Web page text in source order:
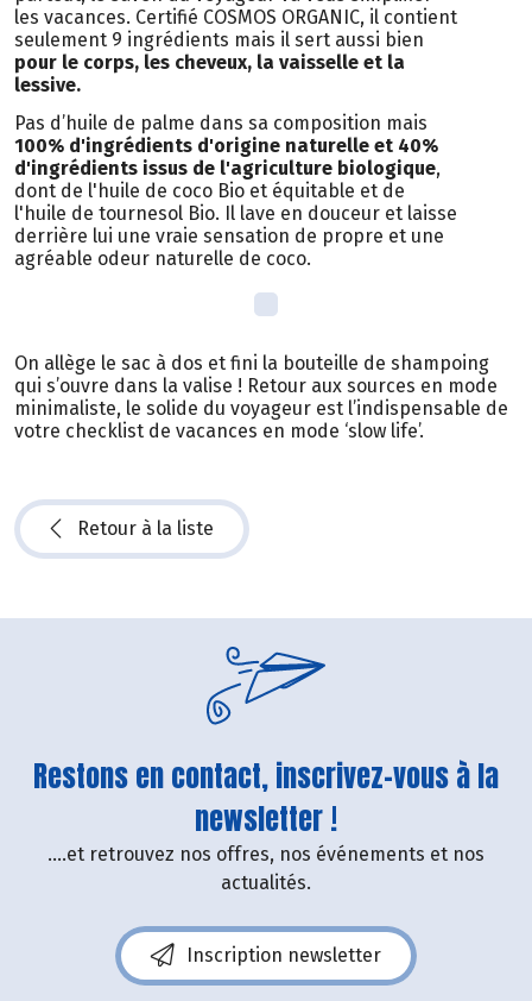
les vacances. Certifié COSMOS ORGANIC, il contient
seulement 9 ingrédients mais il sert aussi bien
pour le corps, les cheveux, la vaisselle et la
lessive.
Pas d’huile de palme dans sa composition mais
100% d'ingrédients d'origine naturelle et 40%
d'ingrédients issus de l'agriculture biologique,
dont de l'huile de coco Bio et équitable et de
l'huile de tournesol Bio. Il lave en douceur et laisse
derrière lui une vraie sensation de propre et une
agréable odeur naturelle de coco.
On allège le sac à dos et fini la bouteille de shampoing
qui s’ouvre dans la valise ! Retour aux sources en mode
minimaliste, le solide du voyageur est l’indispensable de
votre checklist de vacances en mode ‘slow life’.
Retour à la liste
Restons en contact, inscrivez-vous à la
newsletter !
....et retrouvez nos offres, nos événements et nos
actualités.
Inscription newsletter